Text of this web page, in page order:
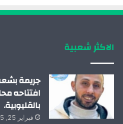
الاكثر شعبية
جريمة
افتتاحه
بالقليوبية.
فبراير 25, 2025